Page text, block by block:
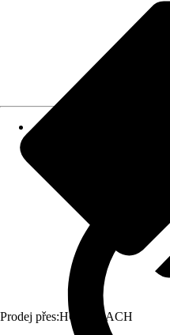
Prodej přes:HORNBACH